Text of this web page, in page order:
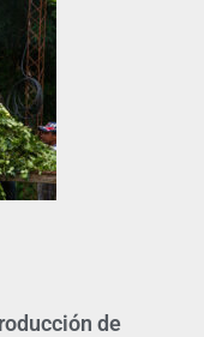
de